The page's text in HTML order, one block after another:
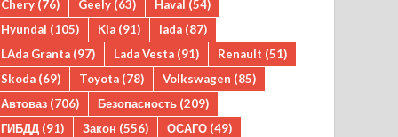
Chery (76) Geely (63) Haval (54)
Hyundai (105) Kia (91) lada (87)
LAda Granta (97) Lada Vesta (91) Renault (51)
Skoda (69) Toyota (78) Volkswagen (85)
Автоваз (706) Безопасность (209)
ГИБДД (91) Закон (556) ОСАГО (49)